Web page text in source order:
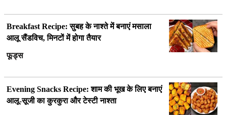
Breakfast Recipe: सुबह के नाश्ते में बनाएं मसाला
आलू सैंडविच, मिनटों में होगा तैयार
फूड्स
Evening Snacks Recipe: शाम की भूख के लिए बनाएं
आलू-सूजी का कुरकुरा और टेस्टी नाश्ता